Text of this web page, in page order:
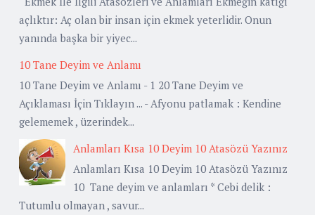
açlıktır: Aç olan bir insan için ekmek yeterlidir. Onun
yanında başka bir yiyec...
10 Tane Deyim ve Anlamı
10 Tane Deyim ve Anlamı - 1 20 Tane Deyim ve
Açıklaması İçin Tıklayın ... - Afyonu patlamak : Kendine
gelememek , üzerindek...
Anlamları Kısa 10 Deyim 10 Atasözü Yazınız
Anlamları Kısa 10 Deyim 10 Atasözü Yazınız
10 Tane deyim ve anlamları * Cebi delik :
Tutumlu olmayan , savur...